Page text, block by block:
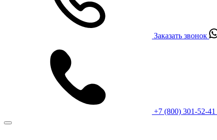
Заказать звонок
+7 (800) 301-52-41